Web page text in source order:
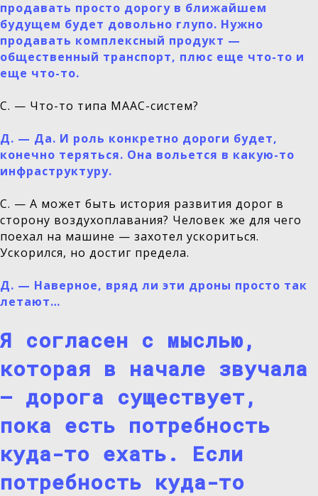
продавать просто дорогу в ближайшем
будущем будет довольно глупо. Нужно
продавать комплексный продукт —
общественный транспорт, плюс еще что-то и
еще что-то.
С. — Что-то типа МААС-систем?
Д. — Да. И роль конкретно дороги будет,
конечно теряться. Она вольется в какую-то
инфраструктуру.
С. — А может быть история развития дорог в
сторону воздухоплавания? Человек же для чего
поехал на машине — захотел ускориться.
Ускорился, но достиг предела.
Д. — Наверное, вряд ли эти дроны просто так
летают…
Я согласен с мыслью,
которая в начале звучала
— дорога существует,
пока есть потребность
куда-то ехать. Если
потребность куда-то